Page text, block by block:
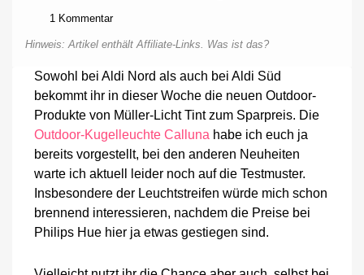
1 Kommentarzu
Produkte
Tint
diese
Woche
Aldi
im
Angebot
Hinweis: Artikel enthält Affiliate-Links. Was ist das?
Sowohl bei Aldi Nord als auch bei Aldi Süd
bekommt ihr in dieser Woche die neuen Outdoor-
Produkte von Müller-Licht Tint zum Sparpreis. Die
Outdoor-Kugelleuchte Calluna habe ich euch ja
bereits vorgestellt, bei den anderen Neuheiten
warte ich aktuell leider noch auf die Testmuster.
Insbesondere der Leuchtstreifen würde mich schon
brennend interessieren, nachdem die Preise bei
Philips Hue hier ja etwas gestiegen sind.